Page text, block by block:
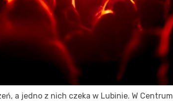
a jedno z nich czeka w Lubinie. W Centrum